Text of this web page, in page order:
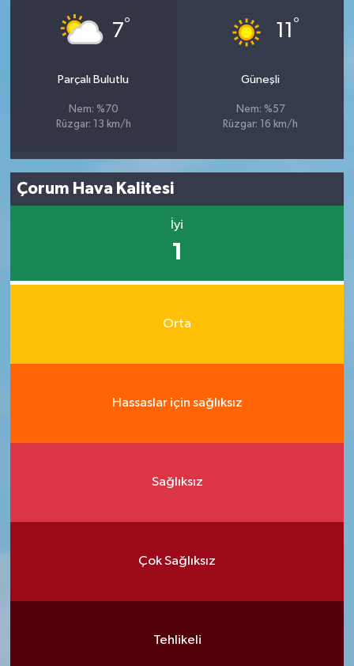
7°
Parçalı Bulutlu
Nem: %70
Rüzgar: 13 km/h
11 °
Güneşli
Nem: %57
Rüzgar: 16 km/h
Çorum Hava Kalitesi
İyi
1
Orta
Hassaslar için sağlıksız
Sağlıksız
Çok Sağlıksız
Tehlikeli